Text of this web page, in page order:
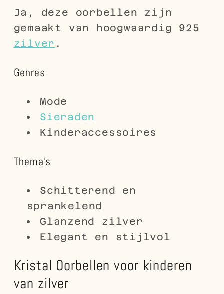
Ja, deze oorbellen zijn
gemaakt van hoogwaardig 925
zilver .
Genres
Mode
Sieraden
Kinderaccessoires
Thema's
Schitterend en
sprankelend
Glanzend zilver
Elegant en stijlvol
Kristal Oorbellen voor kinderen
van zilver